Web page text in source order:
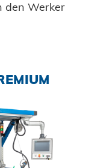
den Werker